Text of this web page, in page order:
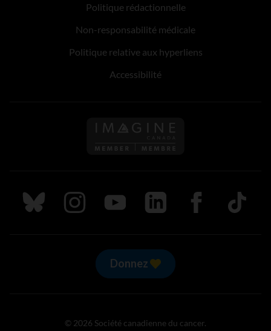
Politique rédactionnelle
Non-responsabilité médicale
Politique relative aux hyperliens
Accessibilité
Suivez nous sur Bluesky
Suivez nous sur Instagram
Suivez nous sur Youtube
Suivez nous sur LinkedIn
Suivez nous sur
TikTok
Donnez
© 2026 Société canadienne du cancer.